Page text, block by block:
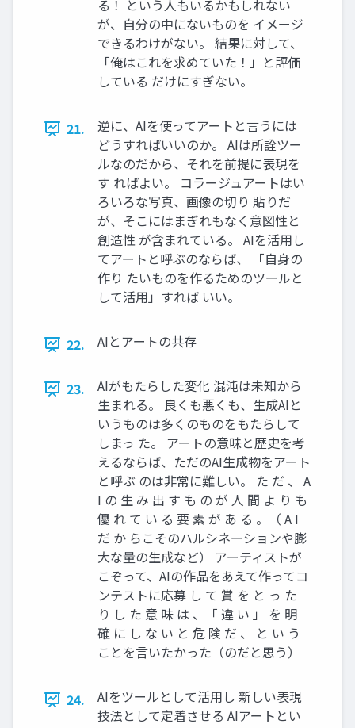
る！ という人もいるかもしれない
が、自分の中にないものを イメージ
できるわけがない。 結果に対して、
「俺はこれを求めていた！」と評価
している だけにすぎない。
21.
逆に、AIを使ってアートと言うには
どうすればいいのか。 AIは所詮ツー
ルなのだから、それを前提に表現を
す ればよい。 コラージュアートはい
ろいろな写真、画像の切り 貼りだ
が、そこにはまぎれもなく意図性と
創造性 が含まれている。 AIを活用し
てアートと呼ぶのならば、 「自身の
作り たいものを作るためのツールと
して活用」すれば いい。
22. AIとアートの共存
23.
AIがもたらした変化 混沌は未知から
生まれる。 良くも悪くも、生成AIと
いうものは多くのものをもたらして
しまっ た。 アートの意味と歴史を考
えるならば、ただのAI生成物をアート
と呼ぶ のは非常に難しい。 た だ 、 A
I の 生 み 出 す も の が 人 間 よ り も
優 れ て い る 要 素 が あ る 。（ A I
だ か らこそのハルシネーションや膨
大な量の生成など） アーティストが
こぞって、AIの作品をあえて作ってコ
ンテストに応募 し て 賞 を と っ た
り し た 意 味 は 、「 違 い 」 を 明
確 に し な い と 危 険 だ 、 と い う
ことを言いたかった（のだと思う）
24.
AIをツールとして活用し 新しい表現
技法として定着させる AIアートとい